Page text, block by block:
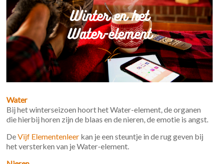
Water
Bij het winterseizoen hoort het Water-element, de organen
die hierbij horen zijn de blaas en de nieren, de emotie is angst.
DeVijf Elementenleer kan je een steuntje in de rug geven bij
het versterken van je Water-element.